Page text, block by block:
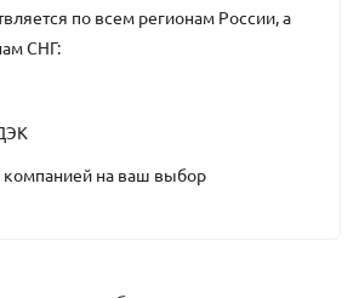
по всем регионам России, а
СНГ:
компанией на ваш выбор